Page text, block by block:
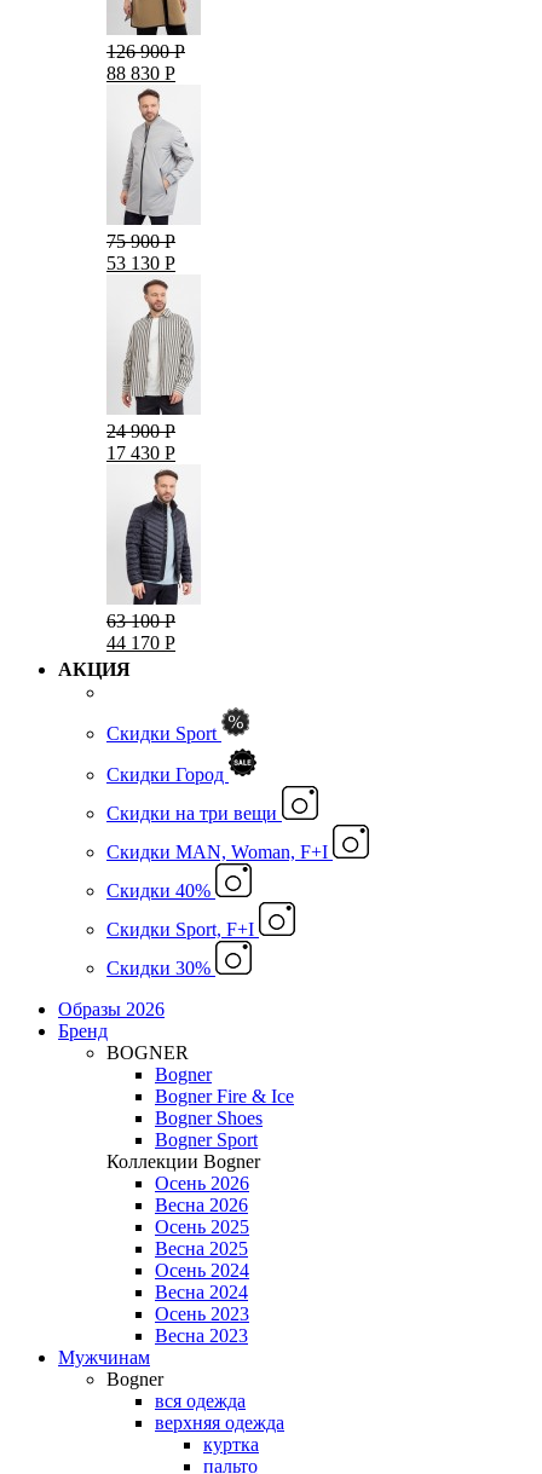
126 900 Р
88 830 Р
75 900 Р
53 130 Р
24 900 Р
17 430 Р
63 100 Р
44 170 Р
АКЦИЯ
Скидки Sport
Скидки Город
Cкидки на три вещи
Скидки MAN, Woman, F+I
Скидки 40%
Скидки Sport, F+I
Скидки 30%
Образы 2026
Бренд
BOGNER
Bogner
Bogner Fire & Ice
Bogner Shoes
Bogner Sport
Коллекции Bogner
Осень 2026
Весна 2026
Осень 2025
Весна 2025
Осень 2024
Весна 2024
Осень 2023
Весна 2023
Мужчинам
Bogner
вся одежда
верхняя одежда
куртка
пальто